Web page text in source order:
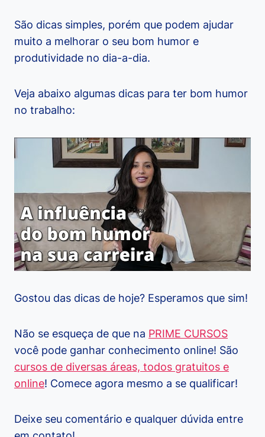
São dicas simples, porém que podem ajudar
muito a melhorar o seu bom humor e
produtividade no dia-a-dia.
Veja abaixo algumas dicas para ter bom humor
no trabalho:
Gostou das dicas de hoje? Esperamos que sim!
Não se esqueça de que na PRIME CURSOS
você pode ganhar conhecimento online! São
cursos de diversas áreas, todos gratuitos e
online! Comece agora mesmo a se qualificar!
Deixe seu comentário e qualquer dúvida entre